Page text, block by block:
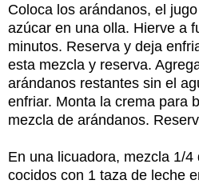
Coloca los arándanos, el
azúcar en una olla. Hierve a
minutos. Reserva y deja
esta mezcla y reserva.
arándanos restantes sin el
enfriar. Monta la crema para
mezcla de arándanos.
En una licuadora, mezcla 1/
cocidos con 1 taza de leche